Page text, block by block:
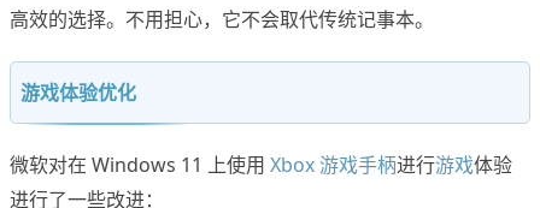
高效的选择。不用担心，它不会取代传统记事本。
游戏体验优化
微软对在 Windows 11 上使用 Xbox 游戏手柄进行游戏体验
进行了一些改进：